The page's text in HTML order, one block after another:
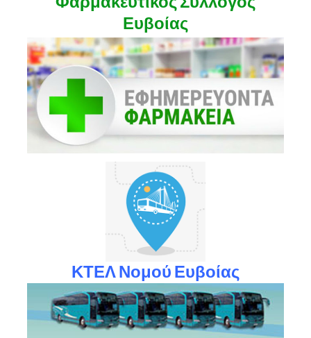
Ευβοίας
ΚΤΕΛ Νομού Ευβοίας